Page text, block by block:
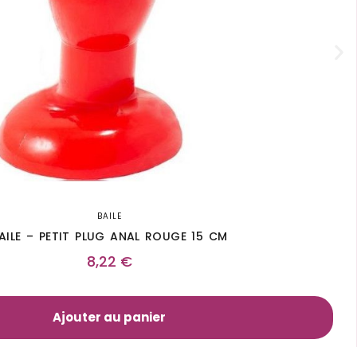
BAILE
– PETIT PLUG ANAL ROUGE 15 CM
8,22 €
Ajouter au panier